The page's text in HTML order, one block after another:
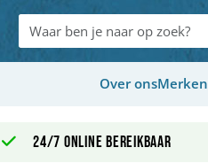
Over onsMerken
24/7 online bereikbaar